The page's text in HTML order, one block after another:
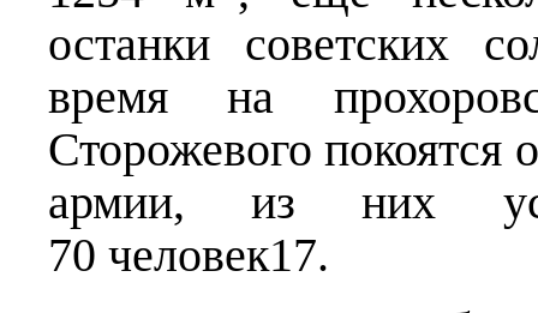
останки советских
время на
Сторожевого покоятся
армии, из них
70 человек17.